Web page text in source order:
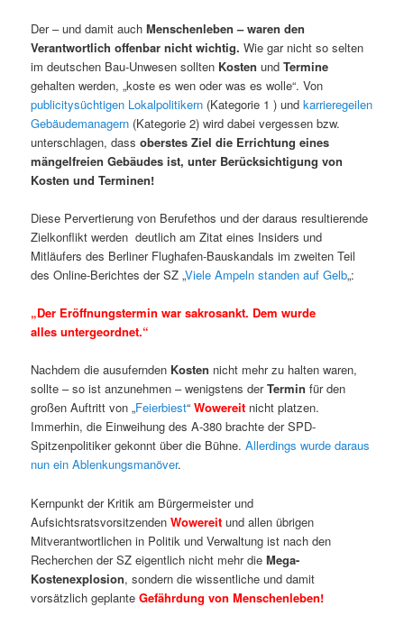
Der – und damit auchMenschenleben – waren den
Verantwortlich offenbar nicht wichtig. Wie gar nicht so selten
im deutschen Bau-Unwesen sollten Kosten undTermine
gehalten werden, „koste es wen oder was es wolle“. Von
publicitysüchtigen Lokalpolitikern (Kategorie 1 ) undkarrieregeilen
Gebäudemanagern (Kategorie 2) wird dabei vergessen bzw.
unterschlagen, dassoberstes Ziel die Errichtung eines
mängelfreien Gebäudes ist, unter Berücksichtigung von
Kosten und Terminen!
Diese Pervertierung von Berufethos und der daraus resultierende
Zielkonflikt werden deutlich am Zitat eines Insiders und
Mitläufers des Berliner Flughafen-Bauskandals im zweiten Teil
des Online-Berichtes der SZ „Viele Ampeln standen auf Gelb„:
„Der Eröffnungstermin war sakrosankt. Dem wurde
alles untergeordnet.“
Nachdem die ausufernden Kosten nicht mehr zu halten waren,
sollte – so ist anzunehmen – wenigstens derTermin für den
großen Auftritt von „Feierbiest“Wowereit nicht platzen.
Immerhin, die Einweihung des A-380 brachte der SPD-
Spitzenpolitiker gekonnt über die Bühne.Allerdings wurde daraus
nun ein Ablenkungsmanöver.
Kernpunkt der Kritik am Bürgermeister und
AufsichtsratsvorsitzendenWowereit und allen übrigen
Mitverantwortlichen in Politik und Verwaltung ist nach den
Recherchen der SZ eigentlich nicht mehr dieMega-
Kostenexplosion, sondern die wissentliche und damit
vorsätzlich geplante Gefährdung von Menschenleben!